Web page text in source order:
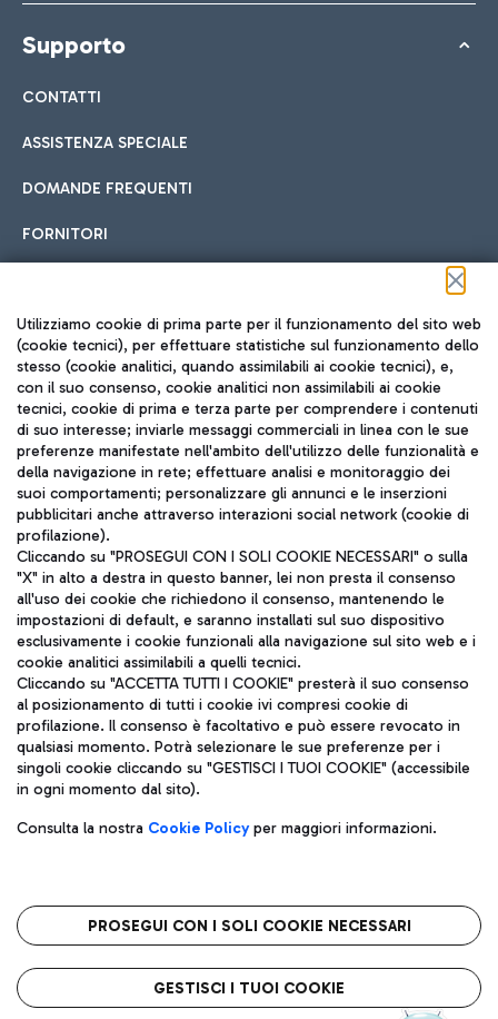
Supporto
CONTATTI
ASSISTENZA SPECIALE
DOMANDE FREQUENTI
FORNITORI
Seguici sui social
TRAVEL JOURNAL
ITA
Aeroporti di Roma S.p.A. - Società soggetta a direzione e
coordinamento di Mundys S.p.A.
Codice fiscale e Registro delle Imprese di Roma 13032990155 P.
IVA 06572251004
Capitale sociale 62.224.743,00 int. vers.
Sede legale: Via Pier Paolo Racchetti 1 - 00054 Fiumicino (RM)
telefono +39 06 65951
Privacy policy
Note legali
Roma FCO
L'aeroporto stellato
Utilizziamo cookie di prima parte per il funzionamento del sito web
(cookie tecnici), per effettuare statistiche sul funzionamento dello
stesso (cookie analitici, quando assimilabili ai cookie tecnici), e,
con il suo consenso, cookie analitici non assimilabili ai cookie
tecnici, cookie di prima e terza parte per comprendere i contenuti
di suo interesse; inviarle messaggi commerciali in linea con le sue
preferenze manifestate nell'ambito dell'utilizzo delle funzionalità e
della navigazione in rete; effettuare analisi e monitoraggio dei
suoi comportamenti; personalizzare gli annunci e le inserzioni
pubblicitari anche attraverso interazioni social network (cookie di
profilazione).
Cliccando su "PROSEGUI CON I SOLI COOKIE NECESSARI" o sulla
"X" in alto a destra in questo banner, lei non presta il consenso
all'uso dei cookie che richiedono il consenso, mantenendo le
impostazioni di default, e saranno installati sul suo dispositivo
esclusivamente i cookie funzionali alla navigazione sul sito web e i
cookie analitici assimilabili a quelli tecnici.
Cliccando su "ACCETTA TUTTI I COOKIE" presterà il suo consenso
al posizionamento di tutti i cookie ivi compresi cookie di
profilazione. Il consenso è facoltativo e può essere revocato in
qualsiasi momento. Potrà selezionare le sue preferenze per i
singoli cookie cliccando su "GESTISCI I TUOI COOKIE" (accessibile
in ogni momento dal sito).
Consulta la nostra Cookie Policyper maggiori informazioni.
PROSEGUI CON I SOLI COOKIE NECESSARI
GESTISCI I TUOI COOKIE